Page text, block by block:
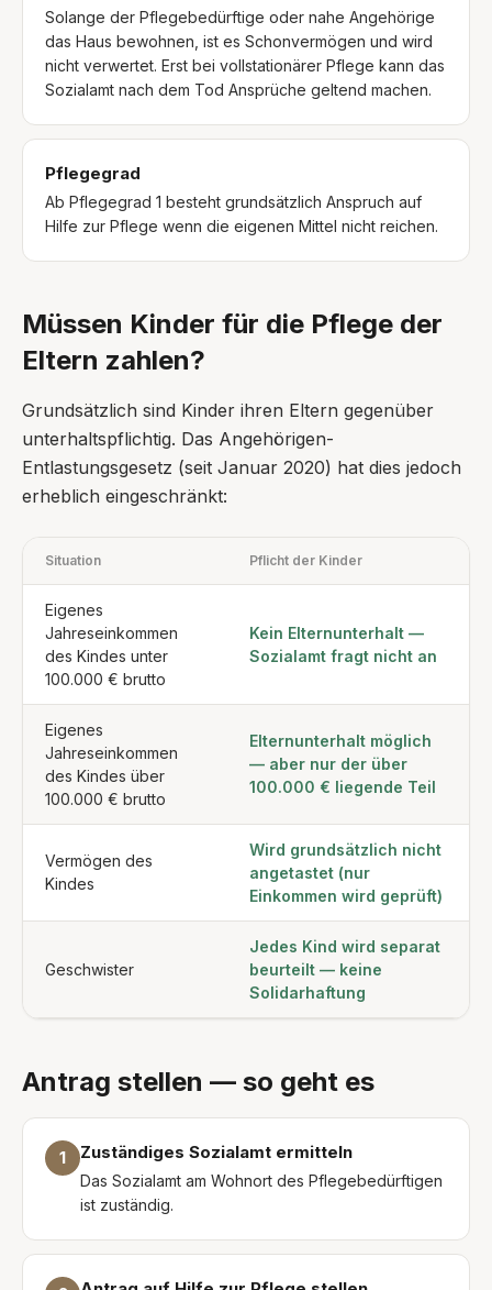
Solange der Pflegebedürftige oder nahe Angehörige
das Haus bewohnen, ist es Schonvermögen und wird
nicht verwertet. Erst bei vollstationärer Pflege kann das
Sozialamt nach dem Tod Ansprüche geltend machen.
Pflegegrad
Ab Pflegegrad 1 besteht grundsätzlich Anspruch auf
Hilfe zur Pflege wenn die eigenen Mittel nicht reichen.
Müssen Kinder für die Pflege der
Eltern zahlen?
Grundsätzlich sind Kinder ihren Eltern gegenüber
unterhaltspflichtig. Das Angehörigen-
Entlastungsgesetz (seit Januar 2020) hat dies jedoch
erheblich eingeschränkt:
Situation Pflicht der Kinder
Eigenes
Jahreseinkommen
des Kindes unter
100.000 € brutto
Kein Elternunterhalt —
Sozialamt fragt nicht an
Eigenes
Jahreseinkommen
des Kindes über
100.000 € brutto
Elternunterhalt möglich
— aber nur der über
100.000 € liegende Teil
Vermögen des
Kindes
Wird grundsätzlich nicht
angetastet (nur
Einkommen wird geprüft)
Geschwister
Jedes Kind wird separat
beurteilt — keine
Solidarhaftung
Antrag stellen — so geht es
1 Zuständiges Sozialamt ermitteln
Das Sozialamt am Wohnort des Pflegebedürftigen
ist zuständig.